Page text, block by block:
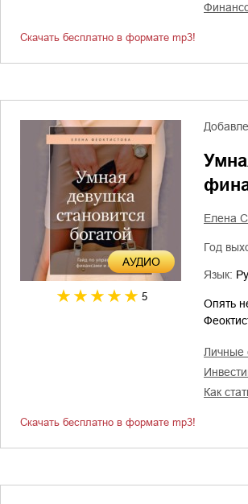
Скачать бесплатно в формате mp3!
AУДИО
5
Елена
Год
Язык:
Опять
как
Скачать бесплатно в формате mp3!